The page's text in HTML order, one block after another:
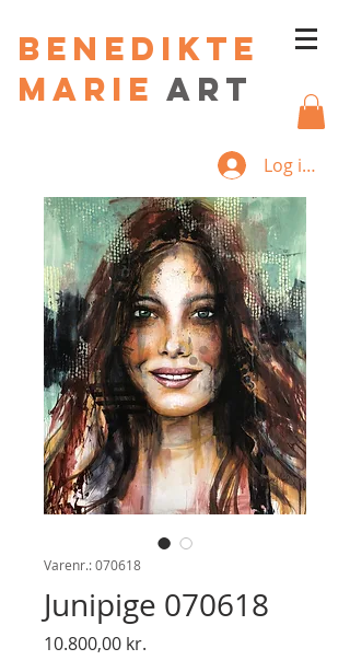
Benedikte
Marie art
Log ind
Varenr.: 070618
Junipige 070618
10.800,00 kr.